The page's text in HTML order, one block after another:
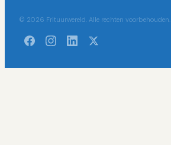
© 2026 Frituurwereld. Alle rechten voorbehouden.